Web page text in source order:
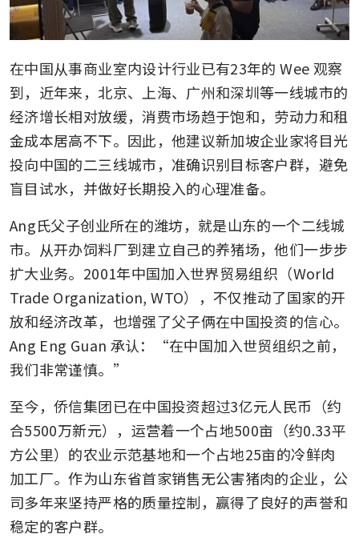
在中国从事商业室内设计行业已有23年的 Wee 观察
到，近年来，北京、上海、广州和深圳等一线城市的
经济增长相对放缓，消费市场趋于饱和，劳动力和租
金成本居高不下。因此，他建议新加坡企业家将目光
投向中国的二三线城市，准确识别目标客户群，避免
盲目试水，并做好长期投入的心理准备。
Ang氏父子创业所在的潍坊，就是山东的一个二线城
市。从开办饲料厂到建立自己的养猪场，他们一步步
扩大业务。2001年中国加入世界贸易组织（World
Trade Organization, WTO），不仅推动了国家的开
放和经济改革，也增强了父子俩在中国投资的信心。
Ang Eng Guan 承认：“在中国加入世贸组织之前，
我们非常谨慎。”
至今，侨信集团已在中国投资超过3亿元人民币（约
合5500万新元），运营着一个占地500亩（约0.33平
方公里）的农业示范基地和一个占地25亩的冷鲜肉
加工厂。作为山东省首家销售无公害猪肉的企业，公
司多年来坚持严格的质量控制，赢得了良好的声誉和
稳定的客户群。